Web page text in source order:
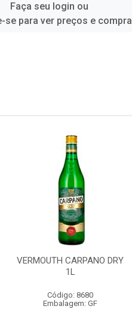
Faça seu login ou
se para ver preços e
VERMOUTH CARPANO DRY
1L
Código: 8680
Embalagem: GF